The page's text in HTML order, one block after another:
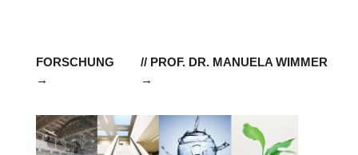
FORSCHUNG // PROF. DR. MANUELA WIMMER